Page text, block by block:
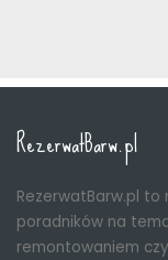
RezerwatBarw.pl
RezerwatBarw.pl
poradników na
remontowaniem